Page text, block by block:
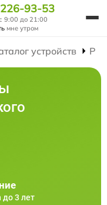
93-53
9:00 до 21:00
мне утром
устройств
до 3 лет